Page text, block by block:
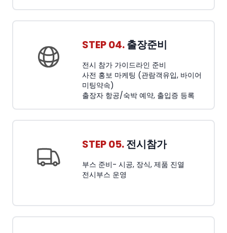
STEP 04.출장준비
전시 참가 가이드라인 준비
사전 홍보 마케팅 (관람객유입, 바이어
미팅약속)
출장자 항공/숙박 예약, 출입증 등록
STEP 05.전시참가
부스 준비- 시공, 장식, 제품 진열
전시부스 운영